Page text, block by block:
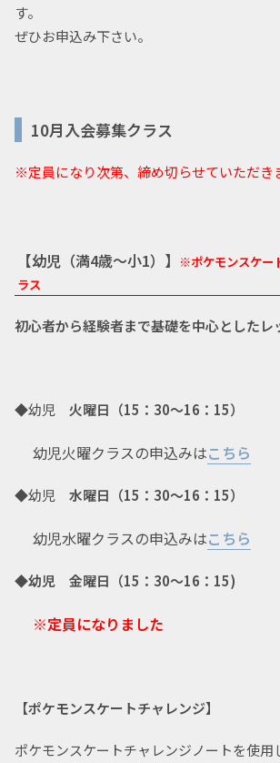
す。
ぜひお申込み下さい。
10月入会募集クラス
※定員になり次第、締め切らせていただき
【幼児（満4歳～小1）】
※ポケモンスケー
ラス
初心者から経験者まで基礎を中心としたレ
◆幼児 火曜日（15：30～16：15）
幼児火曜クラスの申込みはこちら
◆幼児 水曜日（15：30～16：15）
幼児水曜クラスの申込みはこちら
◆幼児 金曜日（15：30～16：15)
※定員になりました
【ポケモンスケートチャレンジ】
ポケモンスケートチャレンジノートを使用